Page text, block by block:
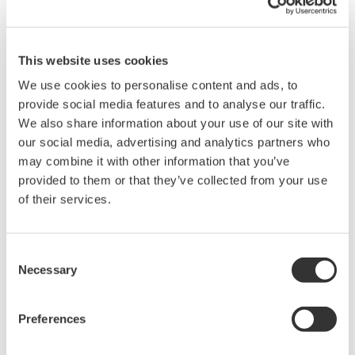
This website uses cookies
We use cookies to personalise content and ads, to
provide social media features and to analyse our traffic.
We also share information about your use of our site with
our social media, advertising and analytics partners who
may combine it with other information that you’ve
provided to them or that they’ve collected from your use
of their services.
Selection
Necessary
Preferences
Cloud-Dienst entwickeln und bereitstellen. Auf
Systemerneuerungen und
Funktionserweiterungen nach Bedarf möglich,
sondern auch ein nahtloser Datenaustausch
zwischen den Anwendern und eine Optimierung
der gesamten Lie-ferketten beim Hersteller.
Durch die Analyse von Daten können
beispielsweise Fertigungstechniken ermittelt
Unternehmen, sondern auch über ganze
Ausbau des Partnernetzwerks